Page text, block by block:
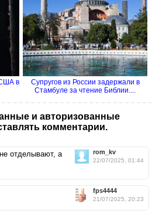
в
Супругов из России задержали в
Стамбуле за чтение Библии....
и авторизованные
комментарии.
rom_kv
22/07/2025, 01:44
отделывают, а
fps4444
21/07/2025, 20:23